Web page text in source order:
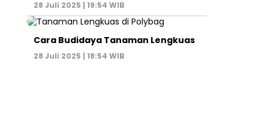
28 Juli 2025 | 19:54 WIB
Cara Budidaya Tanaman Lengkuas
28 Juli 2025 | 18:54 WIB